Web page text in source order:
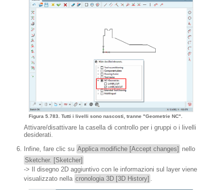
Figura 5.783. Tutti i livelli sono nascosti, tranne "Geometrie NC".
Attivare/disattivare la casella di controllo per i gruppi o i livelli
desiderati.
Infine, fare clic su Applica modifiche [Accept changes] nello
Sketcher. [Sketcher]
-> Il disegno 2D aggiuntivo con le informazioni sul layer viene
visualizzato nella cronologia 3D [3D History] .